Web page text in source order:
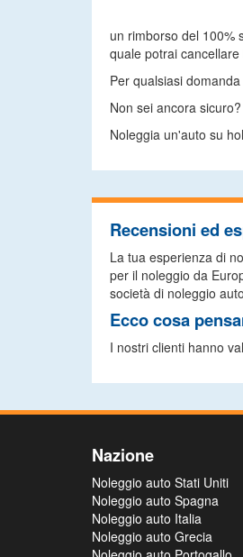
un rimborso del 100%
quale potrai
Per qualsiasi
Non sei ancora
Noleggia un'auto su
Recensioni ed
La tua esperienza di
per il noleggio da
società di noleggio
Ecco cosa
I nostri clienti hanno
Nazione
Noleggio auto Stati Uniti
Noleggio auto Spagna
Noleggio auto Italia
Noleggio auto Grecia